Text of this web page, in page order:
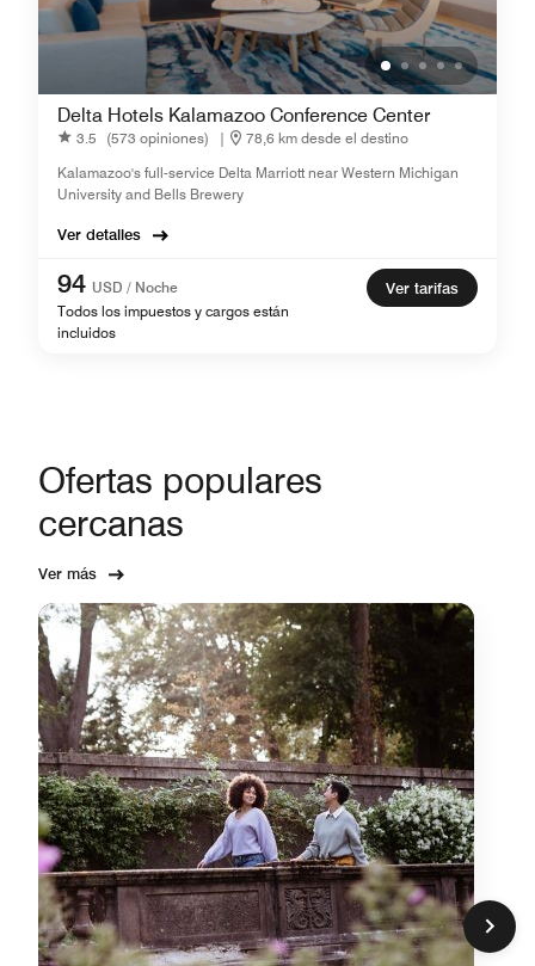
Delta Hotels Kalamazoo Conference Center
3.5 (573 opiniones) |
78,6 km desde el destino
Kalamazoo's full-service Delta Marriott near Western Michigan
University and Bells Brewery
Ver detalles
94 USD / Noche
Todos los impuestos y cargos están
incluidos
Ver tarifas
Ofertas populares
cercanas
Ver más